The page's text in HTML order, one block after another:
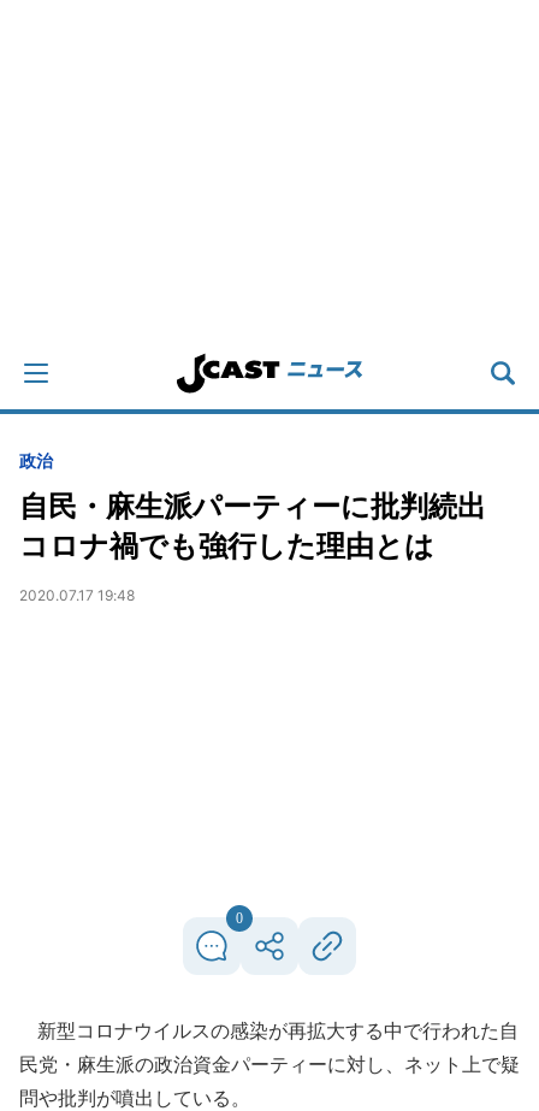
政治
自民・麻生派パーティーに批判続出
コロナ禍でも強行した理由とは
2020.07.17 19:48
0
新型コロナウイルスの感染が再拡大する中で行われた自
民党・麻生派の政治資金パーティーに対し、ネット上で疑
問や批判が噴出している。